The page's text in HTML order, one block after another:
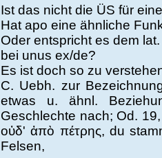
Ist das nicht die ÜS für
Hat apo eine ähnliche
Oder entspricht es dem
bei unus ex/de?
Es ist doch so zu
C. Uebh. zur
etwas u. ähnl.
Geschlechte nach; Od.
οὐδ' ἀπὸ πέτρης, du
Felsen,